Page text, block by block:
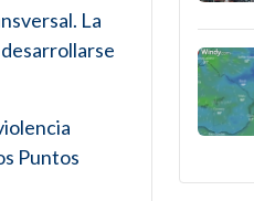
La
Puntos